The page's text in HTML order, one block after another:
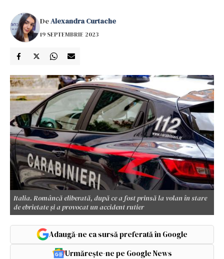
DeAlexandra Curtache
19 SEPTEMBRIE 2023
Italia. Româncă eliberată, după ce a fost prinsă la volan în stare
de ebrietate și a provocat un accident rutier
Adaugă-ne ca sursă preferată în Google
Urmărește-ne pe Google News